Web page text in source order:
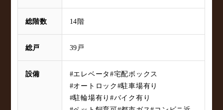
総階数 14階
総戸 39戸
設備 #エレベータ#宅配ボックス
#オートロック#駐車場有り
#駐輪場有り#バイク有り